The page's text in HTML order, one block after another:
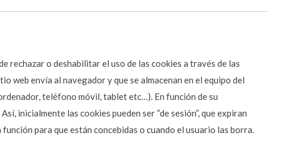
rechazar o deshabilitar el uso de las cookies a través de las
web envía al navegador y que se almacenan en el equipo del
teléfono móvil, tablet etc…). En función de su
inicialmente las cookies pueden ser “de sesión”, que expiran
para que están concebidas o cuando el usuario las borra.